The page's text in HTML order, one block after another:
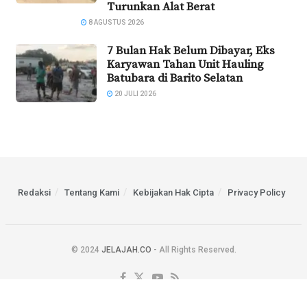
Turunkan Alat Berat
8 AGUSTUS 2026
7 Bulan Hak Belum Dibayar, Eks
Karyawan Tahan Unit Hauling
Batubara di Barito Selatan
20 JULI 2026
Redaksi Tentang Kami Kebijakan Hak Cipta Privacy Policy
© 2024 JELAJAH.CO - All Rights Reserved.